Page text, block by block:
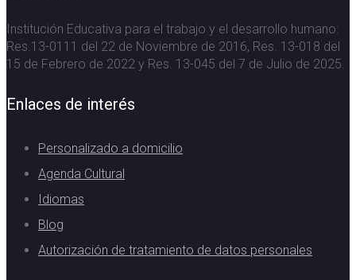
Institución Educativa para el trabajo y el desarrollo humano:
Res.13-0111 del 22 de Noviembre de 2016, Res. 13-018 del
15 de Febrero de 2022 y Res. 13-045 del 7 de Julio de 2025.
Enlaces de interés
Personalizado a domicilio
Agenda Cultural
Idiomas
Blog
Autorización de tratamiento de datos personales